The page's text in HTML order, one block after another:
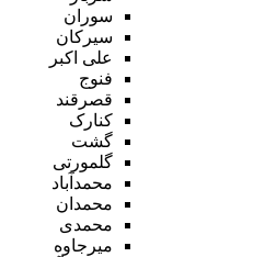
سوران
سیرکان
علی اکبر
فنوج
قصرقند
کنارک
گشت
گلمورتی
محمدآباد
محمدان
محمدی
میرجاوه